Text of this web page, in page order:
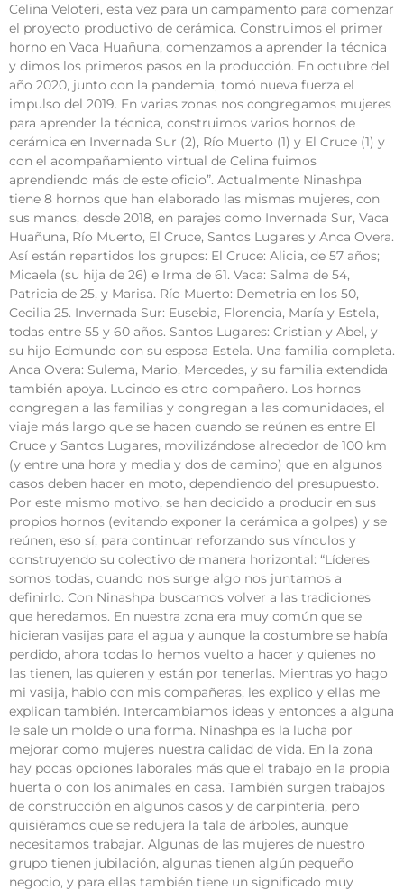
Celina Veloteri, esta vez para un campamento para comenzar
el proyecto productivo de cerámica. Construimos el primer
horno en Vaca Huañuna, comenzamos a aprender la técnica
y dimos los primeros pasos en la producción. En octubre del
año 2020, junto con la pandemia, tomó nueva fuerza el
impulso del 2019. En varias zonas nos congregamos mujeres
para aprender la técnica, construimos varios hornos de
cerámica en Invernada Sur (2), Río Muerto (1) y El Cruce (1) y
con el acompañamiento virtual de Celina fuimos
aprendiendo más de este oficio”. Actualmente Ninashpa
tiene 8 hornos que han elaborado las mismas mujeres, con
sus manos, desde 2018, en parajes como Invernada Sur, Vaca
Huañuna, Río Muerto, El Cruce, Santos Lugares y Anca Overa.
Así están repartidos los grupos: El Cruce: Alicia, de 57 años;
Micaela (su hija de 26) e Irma de 61. Vaca: Salma de 54,
Patricia de 25, y Marisa. Río Muerto: Demetria en los 50,
Cecilia 25. Invernada Sur: Eusebia, Florencia, María y Estela,
todas entre 55 y 60 años. Santos Lugares: Cristian y Abel, y
su hijo Edmundo con su esposa Estela. Una familia completa.
Anca Overa: Sulema, Mario, Mercedes, y su familia extendida
también apoya. Lucindo es otro compañero. Los hornos
congregan a las familias y congregan a las comunidades, el
viaje más largo que se hacen cuando se reúnen es entre El
Cruce y Santos Lugares, movilizándose alrededor de 100 km
(y entre una hora y media y dos de camino) que en algunos
casos deben hacer en moto, dependiendo del presupuesto.
Por este mismo motivo, se han decidido a producir en sus
propios hornos (evitando exponer la cerámica a golpes) y se
reúnen, eso sí, para continuar reforzando sus vínculos y
construyendo su colectivo de manera horizontal: “Líderes
somos todas, cuando nos surge algo nos juntamos a
definirlo. Con Ninashpa buscamos volver a las tradiciones
que heredamos. En nuestra zona era muy común que se
hicieran vasijas para el agua y aunque la costumbre se había
perdido, ahora todas lo hemos vuelto a hacer y quienes no
las tienen, las quieren y están por tenerlas. Mientras yo hago
mi vasija, hablo con mis compañeras, les explico y ellas me
explican también. Intercambiamos ideas y entonces a alguna
le sale un molde o una forma. Ninashpa es la lucha por
mejorar como mujeres nuestra calidad de vida. En la zona
hay pocas opciones laborales más que el trabajo en la propia
huerta o con los animales en casa. También surgen trabajos
de construcción en algunos casos y de carpintería, pero
quisiéramos que se redujera la tala de árboles, aunque
necesitamos trabajar. Algunas de las mujeres de nuestro
grupo tienen jubilación, algunas tienen algún pequeño
negocio, y para ellas también tiene un significado muy